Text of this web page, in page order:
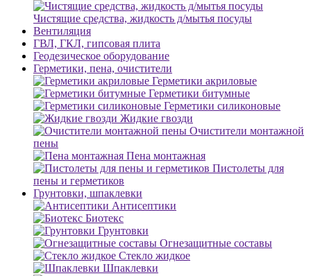
Чистящие средства, жидкость д/мытья посуды
Вентиляция
ГВЛ, ГКЛ, гипсовая плита
Геодезическое оборудование
Герметики, пена, очистители
Герметики акриловые
Герметики битумные
Герметики силиконовые
Жидкие гвозди
Очистители монтажной
пены
Пена монтажная
Пистолеты для
пены и герметиков
Грунтовки, шпаклевки
Антисептики
Биотекс
Грунтовки
Огнезащитные составы
Стекло жидкое
Шпаклевки